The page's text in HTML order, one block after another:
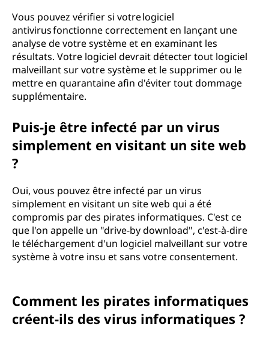
Vous pouvez vérifier si votre logiciel
antivirus fonctionne correctement en lançant une
analyse de votre système et en examinant les
résultats. Votre logiciel devrait détecter tout logiciel
malveillant sur votre système et le supprimer ou le
mettre en quarantaine afin d'éviter tout dommage
supplémentaire.
Puis-je être infecté par un virus
simplement en visitant un site web
?
Oui, vous pouvez être infecté par un virus
simplement en visitant un site web qui a été
compromis par des pirates informatiques. C'est ce
que l'on appelle un "drive-by download", c'est-à-dire
le téléchargement d'un logiciel malveillant sur votre
système à votre insu et sans votre consentement.
Comment les pirates informatiques
créent-ils des virus informatiques ?